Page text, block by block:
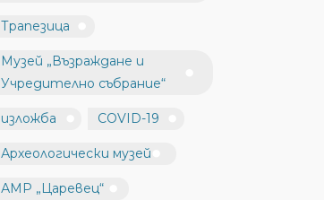
Трапезица
Музей „Възраждане и
Учредително събрание“
изложба COVID-19
Археологически музей
АМР „Царевец“